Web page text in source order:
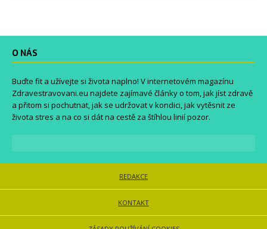
O NÁS
Buďte fit a užívejte si života naplno! V internetovém magazínu
Zdravestravovani.eu najdete zajímavé články o tom, jak jíst zdravě
a přitom si pochutnat, jak se udržovat v kondici, jak vytěsnit ze
života stres a na co si dát na cestě za štíhlou linií pozor.
REDAKCE
KONTAKT